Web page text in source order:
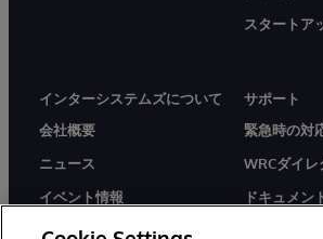
スタートア
インターシステムズについて
会社概要
ニュース
イベント情報
採用情報
サポート
緊急時の対
WRCダイレ
ドキュメン